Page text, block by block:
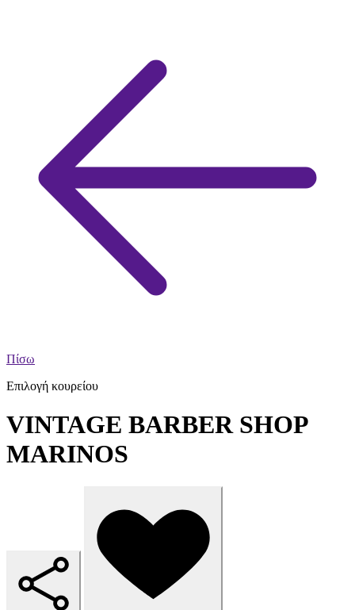
Πίσω
Επιλογή κουρείου
VINTAGE BARBER SHOP
MARINOS